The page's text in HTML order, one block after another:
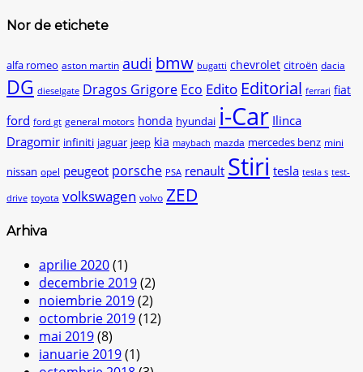
Nor de etichete
alfa romeo aston martin audi bmw bugatti chevrolet citroën dacia
DG dieselgate Dragos Grigore Eco Edito Editorial ferrari fiat
ford ford gt general motors honda hyundai i-Car Ilinca
Dragomir infiniti jaguar jeep kia maybach mazda mercedes benz mini
nissan opel peugeot porsche PSA renault Stiri tesla tesla s test-
drive toyota volkswagen volvo ZED
Arhiva
aprilie 2020(1)
decembrie 2019(2)
noiembrie 2019(2)
octombrie 2019(12)
mai 2019(8)
ianuarie 2019(1)